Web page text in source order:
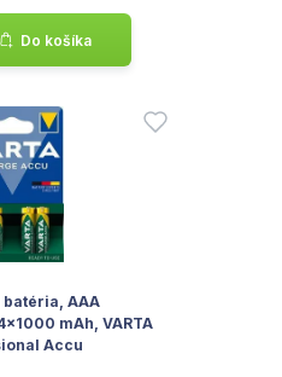
Do košíka
AAA
mAh, VARTA
Accu